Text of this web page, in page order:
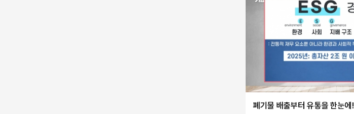
폐기물 배출부터 유통을 한눈에!